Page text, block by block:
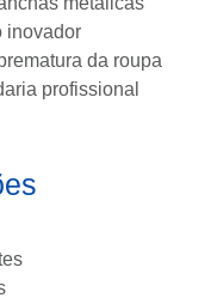
inovador
da roupa
profissional